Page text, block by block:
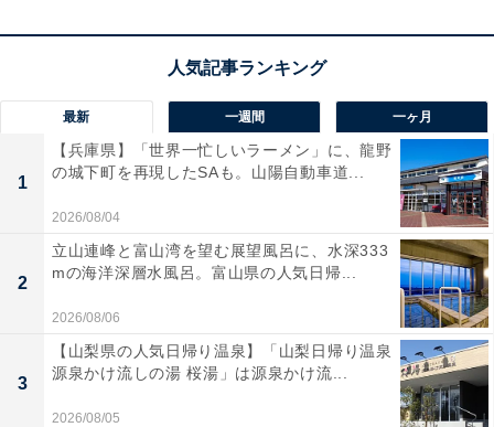
自立するから掃除の時短につながる
最新 一週間 一ヶ月
1
【兵庫県】「世界一忙しいラーメン」に、龍野
の城下町を再現したSAも。山陽自動車道...
2026/08/04
2
立山連峰と富山湾を望む展望風呂に、水深333
mの海洋深層水風呂。富山県の人気日帰...
2026/08/06
3
【山梨県の人気日帰り温泉】「山梨日帰り温泉
源泉かけ流しの湯 桜湯」は源泉かけ流...
2026/08/05